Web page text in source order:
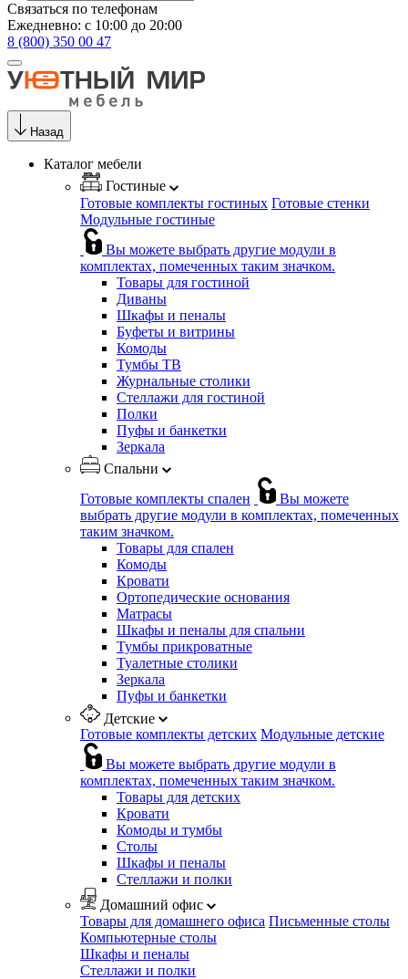
Связаться по телефонам
Ежедневно: с 10:00 до 20:00
8 (800) 350 00 47
Назад
Каталог мебели
Гостиные
Готовые комплекты гостиных Готовые стенки
Модульные гостиные
Вы можете выбрать другие модули в
комплектах, помеченных таким значком.
Товары для гостиной
Диваны
Шкафы и пеналы
Буфеты и витрины
Комоды
Тумбы ТВ
Журнальные столики
Стеллажи для гостиной
Полки
Пуфы и банкетки
Зеркала
Спальни
Готовые комплекты спален
Вы можете
выбрать другие модули в комплектах, помеченных
таким значком.
Товары для спален
Комоды
Кровати
Ортопедические основания
Матрасы
Шкафы и пеналы для спальни
Тумбы прикроватные
Туалетные столики
Зеркала
Пуфы и банкетки
Детские
Готовые комплекты детских Модульные детские
Вы можете выбрать другие модули в
комплектах, помеченных таким значком.
Товары для детских
Кровати
Комоды и тумбы
Столы
Шкафы и пеналы
Стеллажи и полки
Домашний офис
Товары для домашнего офиса Письменные столы
Компьютерные столы
Шкафы и пеналы
Стеллажи и полки